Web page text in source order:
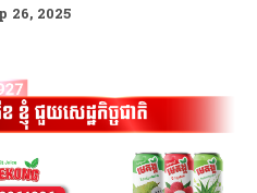
26, 2025